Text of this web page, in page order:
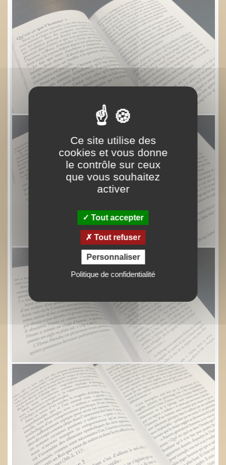
Ce site utilise des
cookies et vous donne
le contrôle sur ceux
que vous souhaitez
activer
Tout accepter
Tout refuser
Personnaliser
Politique de confidentialité